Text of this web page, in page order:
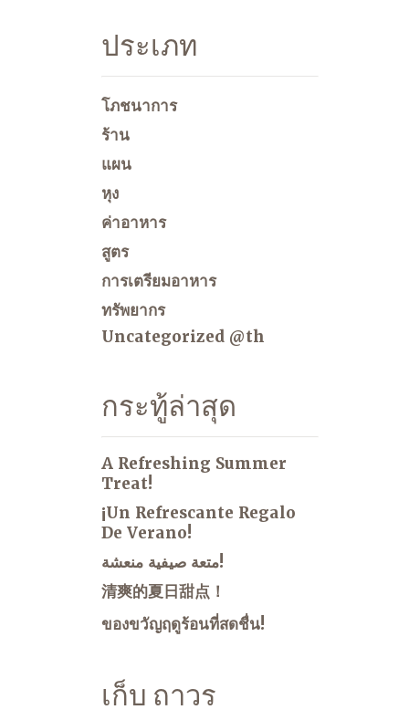
ประเภท
โภชนาการ
ร้าน
แผน
หุง
ค่าอาหาร
สูตร
การเตรียมอาหาร
ทรัพยากร
Uncategorized @th
กระทู้ล่าสุด
A Refreshing Summer
Treat!
¡Un Refrescante Regalo
De Verano!
متعة صيفية منعشة!
清爽的夏日甜点！
ของขวัญฤดูร้อนที่สดชื่น!
เก็บ ถาวร